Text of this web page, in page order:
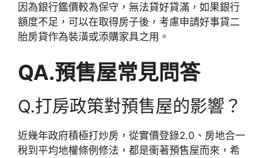
因為銀行鑑價較為保守，無法貸好貸滿，如果銀行
額度不足，可以在取得房子後，考慮申請好事貸二
胎房貸作為裝潢或添購家具之用。
QA.預售屋常見問答
Q.打房政策對預售屋的影響？
近幾年政府積極打炒房，從實價登錄2.0、房地合一
稅到平均地權條例修法，都是衝著預售屋而來，希